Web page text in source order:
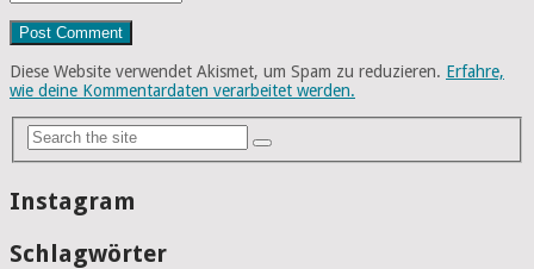
Diese Website verwendet Akismet, um Spam zu reduzieren. Erfahre,
wie deine Kommentardaten verarbeitet werden.
Instagram
Schlagwörter